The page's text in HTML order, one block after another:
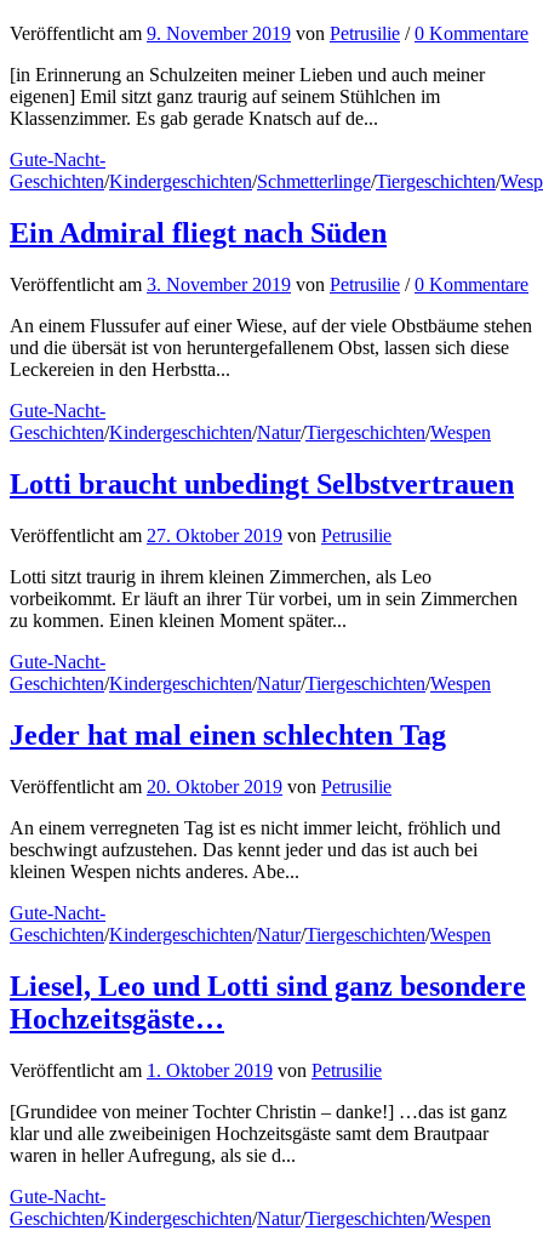
Veröffentlichtam 9. November 2019 von Petrusilie /0 Kommentare
[in Erinnerung an Schulzeiten meiner Lieben und auch meiner
eigenen] Emil sitzt ganz traurig auf seinem Stühlchen im
Klassenzimmer. Es gab gerade Knatsch auf de...
Gute-Nacht-
Geschichten/Kindergeschichten/Schmetterlinge/Tiergeschichten/
Ein Admiral fliegt nach Süden
Veröffentlicht am 3. November 2019 von Petrusilie /0 Kommentare
An einem Flussufer auf einer Wiese, auf der viele Obstbäume stehen
und die übersät ist von heruntergefallenem Obst, lassen sich diese
Leckereien in den Herbstta...
Gute-Nacht-
Geschichten/Kindergeschichten/Natur/Tiergeschichten/Wespen
Lotti braucht unbedingt Selbstvertrauen
Veröffentlicht am 27. Oktober 2019 von Petrusilie
Lotti sitzt traurig in ihrem kleinen Zimmerchen, als Leo
vorbeikommt. Er läuft an ihrer Tür vorbei, um in sein Zimmerchen
zu kommen. Einen kleinen Moment später...
Gute-Nacht-
Geschichten/Kindergeschichten/Natur/Tiergeschichten/Wespen
Jeder hat mal einen schlechten Tag
Veröffentlicht am 20. Oktober 2019 von Petrusilie
An einem verregneten Tag ist es nicht immer leicht, fröhlich und
beschwingt aufzustehen. Das kennt jeder und das ist auch bei
kleinen Wespen nichts anderes. Abe...
Gute-Nacht-
Geschichten/Kindergeschichten/Natur/Tiergeschichten/Wespen
Liesel, Leo und Lotti sind ganz besondere
Hochzeitsgäste…
Veröffentlicht am 1. Oktober 2019 von Petrusilie
[Grundidee von meiner Tochter Christin – danke!] …das ist ganz
klar und alle zweibeinigen Hochzeitsgäste samt dem Brautpaar
waren in heller Aufregung, als sie d...
Gute-Nacht-
Geschichten/Kindergeschichten/Natur/Tiergeschichten/Wespen